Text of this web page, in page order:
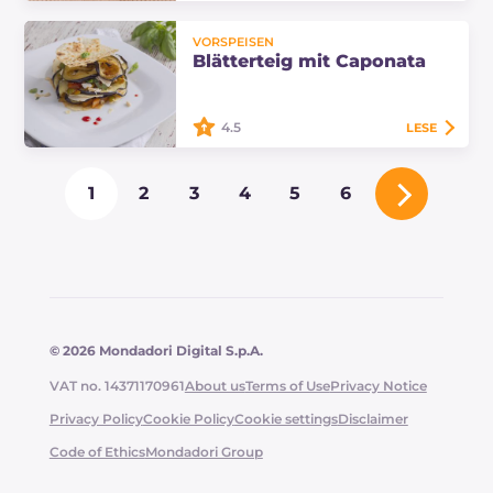
Artischockencreme sind ein sehr
originelles Fischgericht: Die Pasta
VORSPEISEN
Blätterteig mit Caponata
Der Blätterteig mit Caponata ist
eine originelle und schmackhafte
Vorspeise auf Basis von Caponata
4.5 LESE
1 2 3 4 5 6
© 2026 Mondadori Digital S.p.A.
VAT no. 14371170961About usTerms of UsePrivacy Notice
Privacy PolicyCookie PolicyCookie settingsDisclaimer
Code of EthicsMondadori Group